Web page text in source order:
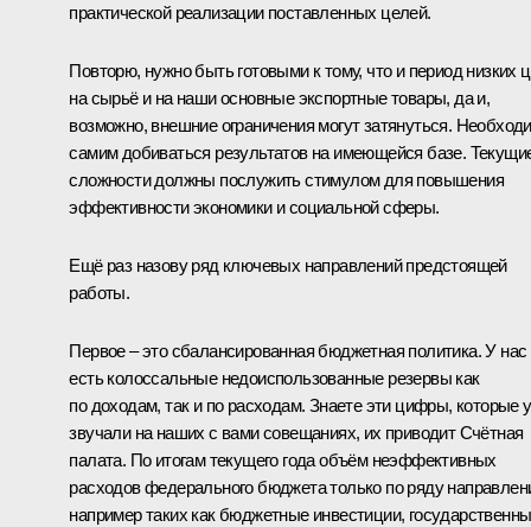
практической реализации поставленных целей.
Повторю, нужно быть готовыми к тому, что и период низких
на сырьё и на наши основные экспортные товары, да и,
возможно, внешние ограничения могут затянуться.
самим добиваться результатов на имеющейся базе.
сложности должны послужить стимулом для повышения
эффективности экономики и социальной сферы.
Ещё раз назову ряд ключевых направлений предстоящей
работы.
Первое – это сбалансированная бюджетная политика. У нас
есть колоссальные недоиспользованные резервы как
по доходам, так и по расходам. Знаете эти цифры, которые
звучали на наших с вами совещаниях, их приводит Счётная
палата. По итогам текущего года объём неэффективных
расходов федерального бюджета только по ряду
например таких как бюджетные инвестиции,